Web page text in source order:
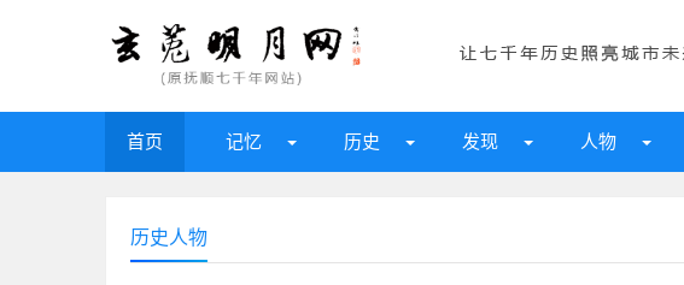
首页 记忆 历史 发现 人物
历史人物